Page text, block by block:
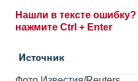
Нашли в тексте
нажмите Ctrl + Enter
Источник